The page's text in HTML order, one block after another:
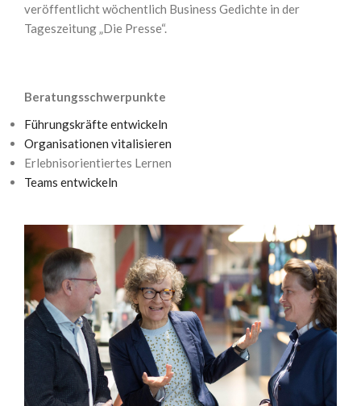
veröffentlicht wöchentlich Business Gedichte in der
Tageszeitung „Die Presse“.
Beratungsschwerpunkte
Führungskräfte entwickeln
Organisationen vitalisieren
Erlebnisorientiertes Lernen
Teams entwickeln